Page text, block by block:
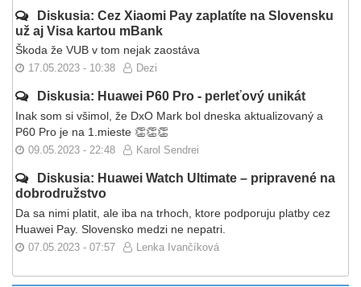
Diskusia: Cez Xiaomi Pay zaplatíte na Slovensku
už aj Visa kartou mBank
Škoda že VUB v tom nejak zaostáva
17.05.2023 - 10:38 Dezi
Diskusia: Huawei P60 Pro - perleťový unikát
Inak som si všimol, že DxO Mark bol dneska aktualizovaný a
P60 Pro je na 1.mieste 👏👏👏
09.05.2023 - 22:48 Karol Sendrei
Diskusia: Huawei Watch Ultimate – pripravené na
dobrodružstvo
Da sa nimi platit, ale iba na trhoch, ktore podporuju platby cez
Huawei Pay. Slovensko medzi ne nepatri.
07.05.2023 - 07:57 Lenka Ivančíková